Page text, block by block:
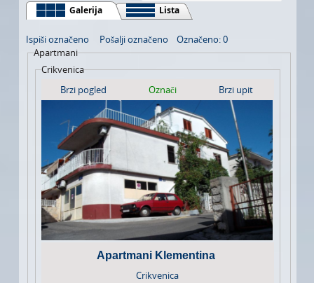
USLUGE
FOTOGRAFIJA I VIDEO SNIMANJE
Galerija Lista
Ispiši označeno Pošalji označeno
Označeno: 0
Apartmani
Crikvenica
Brzi pogled
Označi Brzi upit
Apartmani Klementina
Crikvenica